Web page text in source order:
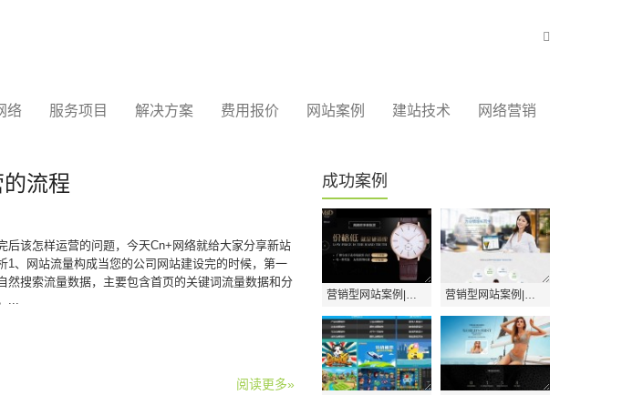
络 服务项目 解决方案 费用报价 网站案例 建站技术 网络营销
首页 Bootstrap教程
流程
后该怎样运营的问题，今天Cn+网络就给大家分享新站
1、网站流量构成当您的公司网站建设完的时候，第一
然搜索流量数据，主要包含首页的关键词流量数据和分
...
阅读更多»
成功案例
营销型网站案例|深圳市广盛源表业 营销型网站案例|北京神州云动CRM系统